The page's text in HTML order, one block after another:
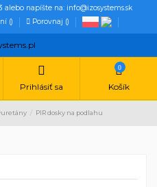
alebo napíšte na: info@izosystems.sk
() Porovnaj ()
Prihlásiť sa
0
Košík
PIR dosky na podlahu